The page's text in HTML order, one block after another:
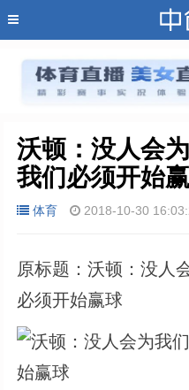
沃顿：没人会
我们必须开始
体育 2018-10-30
原标题：沃顿：没人
必须开始赢球